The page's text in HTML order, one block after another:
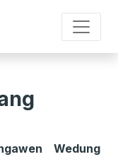
Wedung